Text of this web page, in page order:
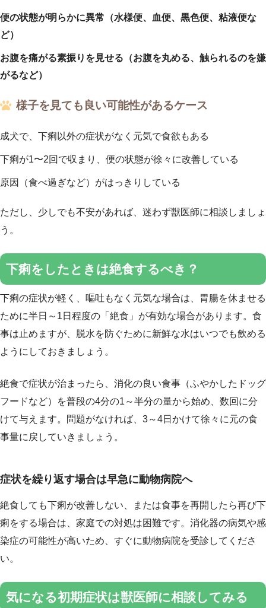
便の状態が明らかに異常（水様便、血便、黒色便、粘液便な
ど）
お腹を痛がる素振りを見せる（お腹を丸める、触られるのを嫌
がるなど）
様子を見ても良い可能性があるケース
成犬で、下痢以外の症状がなく元気で食欲もある
下痢が1〜2回で収まり、便の状態が徐々に改善している
原因（食べ過ぎなど）がはっきりしている
ただし、少しでも不安があれば、迷わず獣医師に相談しましょ
う。
下痢をしたときは絶食するべき？
下痢の症状が軽く、嘔吐もなく元気な場合は、胃腸を休ませる
ために半日～1日程度の「絶食」が有効な場合があります。食
事は止めますが、脱水を防ぐために新鮮な水はいつでも飲める
ようにしておきましょう。
絶食で症状が治まったら、消化の良い食事（ふやかしたドッグ
フードなど）を普段の4分の1～半分の量から始め、数回に分
けて与えます。問題がなければ、3～4日かけて徐々に元の食
事量に戻していきましょう。
症状を繰り返す場合は早急に動物病院へ
絶食しても下痢が改善しない、または食事を再開したら再び下
痢をする場合は、家庭での対処は困難です。消化器の病気や感
染症の可能性が高いため、すぐに動物病院を受診してくださ
い。
気になる初期症状は獣医師に相談してみる